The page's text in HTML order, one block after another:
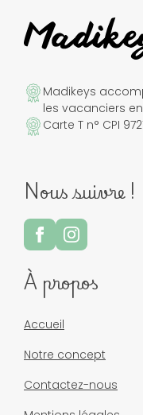
Madikeys
les vacanciers
Carte T n° CPI
Nous suivre !
À propos
Accueil
Notre concept
Contactez-nous